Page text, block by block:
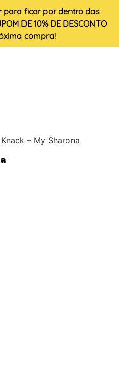
para ficar por dentro das
DE 10% DE DESCONTO
compra!
– My Sharona